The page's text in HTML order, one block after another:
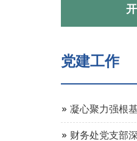
党建工作
凝心聚力强根
财务处党支部